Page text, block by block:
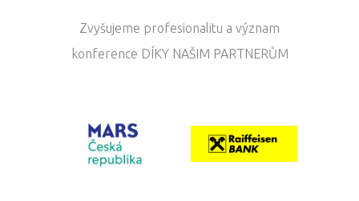
Zvyšujeme profesionalitu a význam
konference DÍKY NAŠIM PARTNERŮM